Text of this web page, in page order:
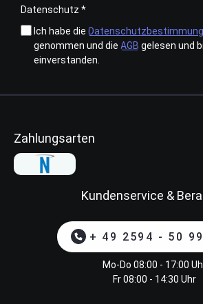
Datenschutz *
Ich habe die
genommen und die AGB gelesen und
einverstanden.
Zahlungsarten
Kundenservice &
+ 49 2594 - 50
Mo-Do 08:00 - 17:00
Fr 08:00 - 14:30 Uhr